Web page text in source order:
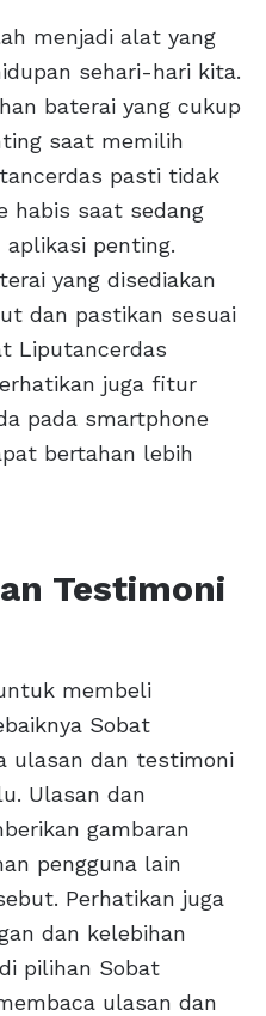
menjadi alat yang
sehari-hari kita.
baterai yang cukup
saat memilih
pasti tidak
habis saat sedang
penting.
yang disediakan
dan pastikan sesuai
Liputancerdas
juga fitur
pada smartphone
bertahan lebih
Testimoni
membeli
Sobat
ulasan dan testimoni
Ulasan dan
gambaran
pengguna lain
Perhatikan juga
dan kelebihan
pilihan Sobat
ulasan dan